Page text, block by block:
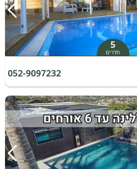
5
חדרים
052-9097232